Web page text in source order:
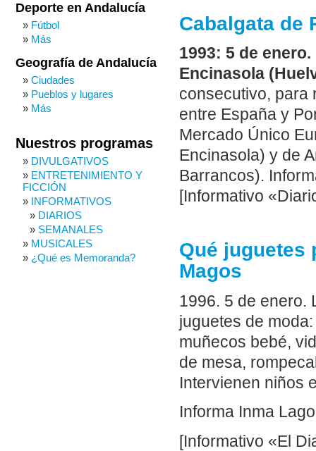
Cabalgata de
1993: 5 de
Encinasola
consecutivo, para
entre España y
Mercado Único
Encinasola) y de
Barrancos).
[Informativo
Qué juguetes
Magos
1996. 5 de enero.
juguetes de
muñecos bebé,
de mesa,
Intervienen niños
Informa Inma
[Informativo «El
Deporte en Andalucía
Fútbol
Más
Geografía de Andalucía
Ciudades
Pueblos y lugares
Más
Nuestros programas
DIVULGATIVOS
ENTRETENIMIENTO Y
FICCIÓN
INFORMATIVOS
DIARIOS
SEMANALES
MUSICALES
¿Qué es Memoranda?